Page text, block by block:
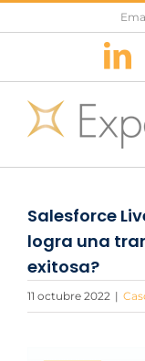
Salesforce
logra una
exitosa?
11 octubre 2022 |